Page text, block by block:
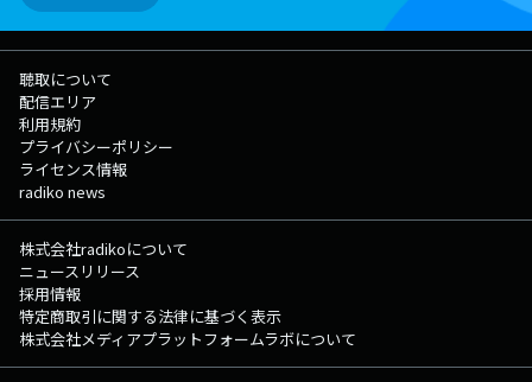
聴取について
配信エリア
利用規約
プライバシーポリシー
ライセンス情報
radiko news
株式会社radikoについて
ニュースリリース
採用情報
特定商取引に関する法律に基づく表示
株式会社メディアプラットフォームラボについて